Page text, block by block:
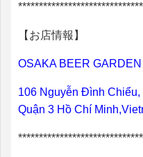
【お店情報】
OSAKA BEER GARDEN
106 Nguyễn Đình
Quận 3 Hồ Chí